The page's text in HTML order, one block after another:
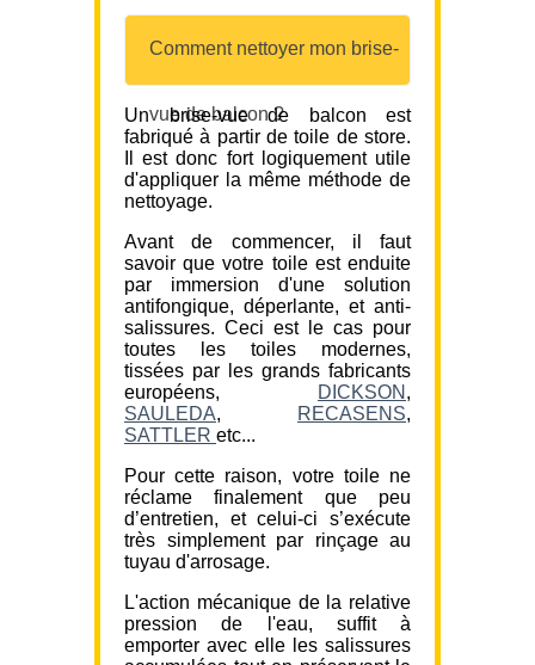
Comment nettoyer mon brise-
vue de balcon ?
Un brise-vue de balcon est
fabriqué à partir de toile de store.
Il est donc fort logiquement utile
d'appliquer la même méthode de
nettoyage.
Avant de commencer, il faut
savoir que votre toile est enduite
par immersion d'une solution
antifongique, déperlante, et anti-
salissures. Ceci est le cas pour
toutes les toiles modernes,
tissées par les grands fabricants
européens,
DICKSON ,
SAULEDA, RECASENS,
SATTLER etc...
Pour cette raison, votre toile ne
réclame finalement que peu
d’entretien, et celui-ci s’exécute
très simplement par rinçage au
tuyau d'arrosage.
L'action mécanique de la relative
pression de l'eau, suffit à
emporter avec elle les salissures